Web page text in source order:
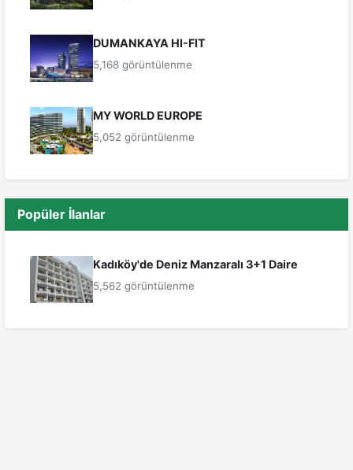
DUMANKAYA HI-FIT
5,168 görüntülenme
MY WORLD EUROPE
5,052 görüntülenme
Popüler İlanlar
Kadıköy'de Deniz Manzaralı 3+1 Daire
5,562 görüntülenme